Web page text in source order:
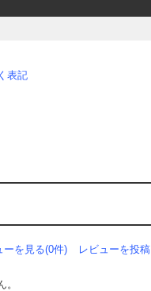
表記
ーを見る(0件) レビューを投稿
。